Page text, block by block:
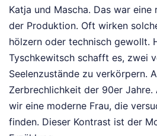
Katja und Mascha. Das war eine
der Produktion. Oft wirken
hölzern oder technisch gewollt.
Tyschkewitsch schafft es, zwei
Seelenzustände zu verkörpern.
Zerbrechlichkeit der 90er Jahre.
wir eine moderne Frau, die
finden. Dieser Kontrast ist der